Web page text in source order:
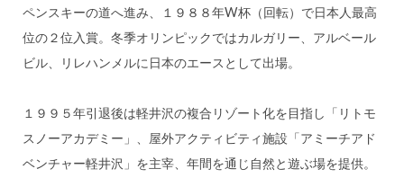
ペンスキーの道へ進み、１９８８年W杯（回転）で日本人最高
位の２位入賞。冬季オリンピックではカルガリー、アルベール
ビル、リレハンメルに日本のエースとして出場。
１９９５年引退後は軽井沢の複合リゾート化を目指し「リトモ
スノーアカデミー」、屋外アクティビティ施設「アミーチアド
ベンチャー軽井沢」を主宰、年間を通じ自然と遊ぶ場を提供。